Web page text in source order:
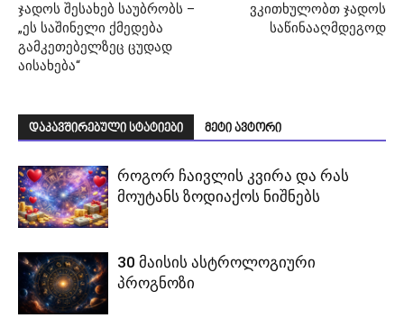
ჯადოს შესახებ საუბრობს –
„ეს საშინელი ქმედება
გამკეთებელზეც ცუდად
აისახება“
ვკითხულობთ ჯადოს
საწინააღმდეგოდ
დაკავშირებული სტატიები მეტი ავტორი
როგორ ჩაივლის კვირა და რას
მოუტანს ზოდიაქოს ნიშნებს
30 მაისის ასტროლოგიური
პროგნოზი